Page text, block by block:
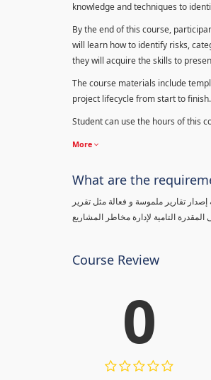
knowledge and techniques to
By the end of this course,
will learn how to identify risks,
they will acquire the skills to
The course materials include
project lifecycle from start to
Student can use the hours of this
More
What are the
إصدار تقارير ملموسة و فعالة مثل تقرير
Course Review
0